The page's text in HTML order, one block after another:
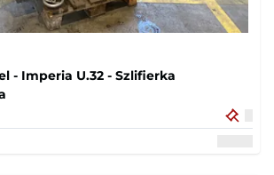
- Imperia U.32 - Szlifierka